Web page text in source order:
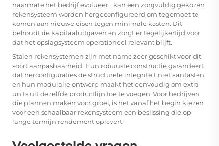
naarmate het bedrijf evolueert, kan een zorgvuldig gekozen
rekensysteem worden hergeconfigureerd om tegemoet te
komen aan nieuwe eisen tegen minimale kosten. Dit
behoudt de kapitaaluitgaven en zorgt er tegelijkertijd voor
dat het opslagsysteem operationeel relevant blijft.
Stalen rekensystemen zijn met name zeer geschikt voor dit
soort aanpasbaarheid. Hun robuuste constructie garandeert
dat herconfiguraties de structurele integriteit niet aantasten,
en hun modulaire ontwerp maakt het eenvoudig om extra
units uit dezelfde productlijn toe te voegen. Voor bedrijven
die plannen maken voor groei, is het vanaf het begin kiezen
voor een schaalbaar rekensysteem een beslissing die op
lange termijn rendement oplevert.